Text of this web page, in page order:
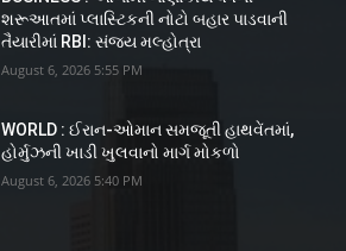
શરૂઆતમાં પ્લાસ્ટિકની નોટો બહાર પાડવાની
તૈયારીમાં RBI: સંજય મલ્હોત્રા
August 6, 2026 5:55 PM
WORLD : ઈરાન-ઓમાન સમજૂતી હાથવેંતમાં,
હોર્મુઝની ખાડી ખુલવાનો માર્ગ મોકળો
August 6, 2026 5:40 PM